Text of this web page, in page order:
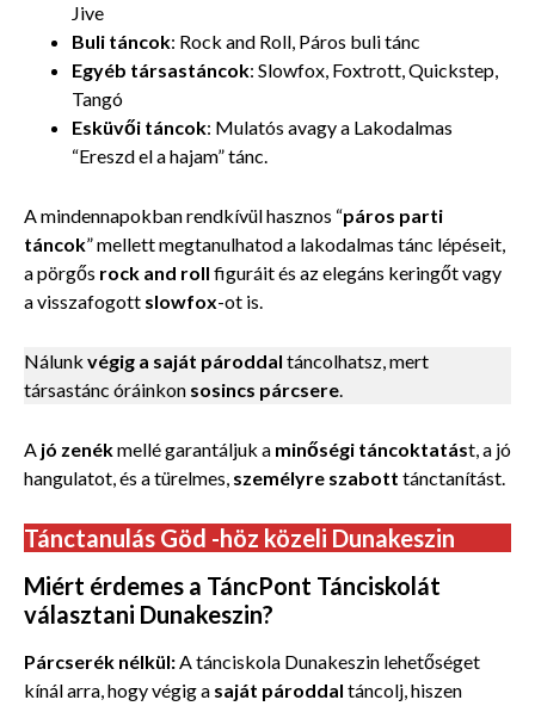
Jive
Buli táncok: Rock and Roll, Páros buli tánc
Egyéb társastáncok: Slowfox, Foxtrott, Quickstep,
Tangó
Esküvői táncok: Mulatós avagy a Lakodalmas
“Ereszd el a hajam” tánc.
A mindennapokban rendkívül hasznos “páros parti
táncok” mellett megtanulhatod a lakodalmas tánc lépéseit,
a pörgős rock and roll figuráit és az elegáns keringőt vagy
a visszafogott slowfox-ot is.
Nálunk végig a saját pároddal táncolhatsz, mert
társastánc óráinkon sosincs párcsere.
A jó zenékmellé garantáljuk a minőségi táncoktatást, a jó
hangulatot, és a türelmes, személyre szabott tánctanítást.
Tánctanulás Göd -höz közeli Dunakeszin
Miért érdemes a TáncPont Tánciskolát
választani Dunakeszin?
Párcserék nélkül:A tánciskola Dunakeszin lehetőséget
kínál arra, hogy végig a saját pároddal táncolj, hiszen